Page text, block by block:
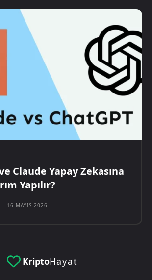
Claude Yapay Zekasına
Yapılır?
- 16 MAYIS 2026
KriptoHayat